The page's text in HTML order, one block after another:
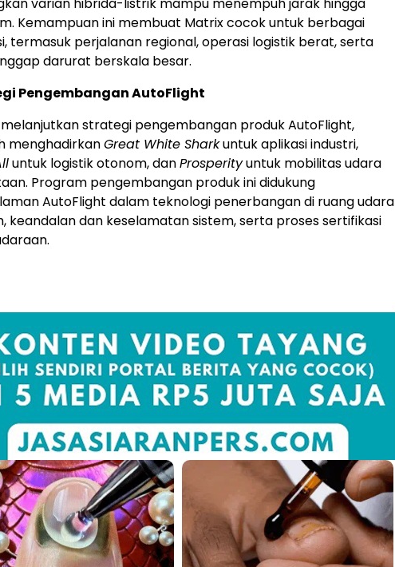
varian hibrida-listrik mampu menempuh jarak hingga
Kemampuan ini membuat Matrix cocok untuk berbagai
termasuk perjalanan regional, operasi logistik berat, serta
darurat berskala besar.
Pengembangan AutoFlight
melanjutkan strategi pengembangan produk AutoFlight,
menghadirkanGreat White Sharkuntuk aplikasi industri,
untuk logistik otonom, danProsperityuntuk mobilitas udara
Program pengembangan produk ini didukung
AutoFlight dalam teknologi penerbangan di ruang udara
keandalan dan keselamatan sistem, serta proses sertifikasi